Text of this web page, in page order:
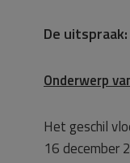
De uitspraak:
Onderwerp
Het geschil
16 december